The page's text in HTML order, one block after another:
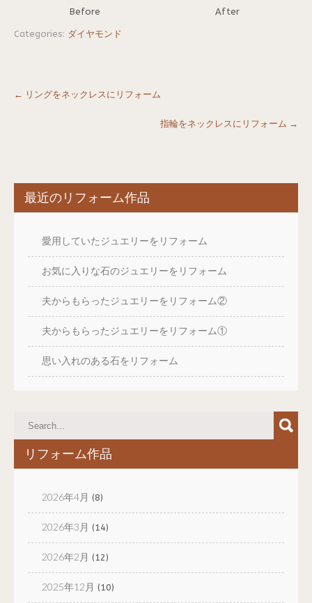
Before After
Categories: ダイヤモンド
Post
navigation
← リングをネックレスにリフォーム
指輪をネックレスにリフォーム →
最近のリフォーム作品
愛用していたジュエリーをリフォーム
お気に入りな石のジュエリーをリフォーム
夫からもらったジュエリーをリフォーム②
夫からもらったジュエリーをリフォーム①
思い入れのある石をリフォーム
リフォーム作品
2026年4月 (8)
2026年3月 (14)
2026年2月 (12)
2025年12月 (10)